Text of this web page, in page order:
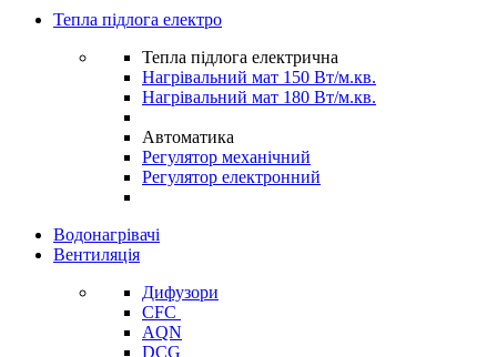
Тепла підлога електро
Тепла підлога електрична
Нагрівальний мат 150 Вт/м.кв.
Нагрівальний мат 180 Вт/м.кв.
Автоматика
Регулятор механічний
Регулятор електронний
Водонагрівачі
Вентиляція
Дифузори
CFC
AQN
DCG